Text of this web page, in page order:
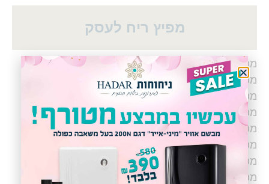
מפיץ ריח לעסק
מפיץ ריח ובישום לבתי מלון
מפיץ ריח ובישום למשחקיות
מפיץ ריח ובישום לחנויות
מפיץ ריח ובישום למרפאות
מפיץ ריח ובישום לקניונים
מפיץ ריח ובישום לשירותים ציבוריים
מפיץ ריח ובישום לחדרי כושר
מפיץ ריח ובישום לקליניקות